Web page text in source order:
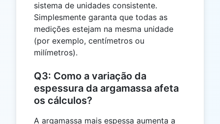
sistema de unidades consistente.
Simplesmente garanta que todas as
medições estejam na mesma unidade
(por exemplo, centímetros ou
milímetros).
Q3: Como a variação da
espessura da argamassa afeta
os cálculos?
A argamassa mais espessa aumenta a